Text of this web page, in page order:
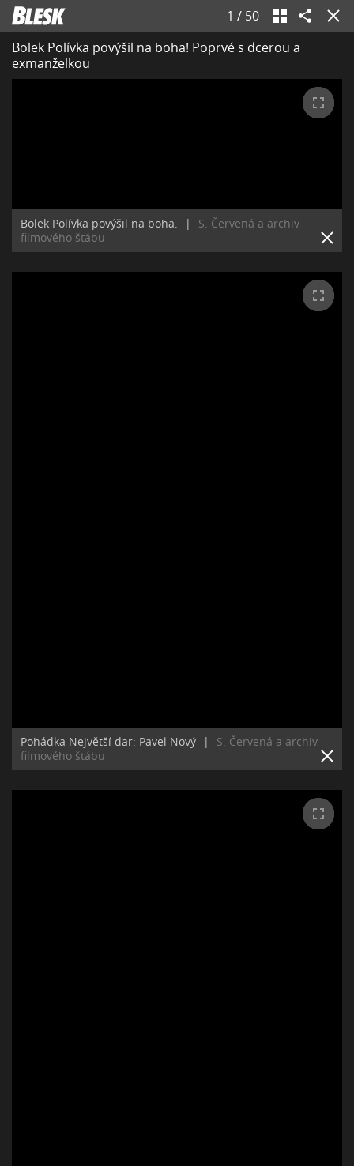
1 / 50
Bolek Polívka povýšil na boha! Poprvé s dcerou a
exmanželkou
Bolek Polívka povýšil na boha. |
S. Červená a archiv
filmového štábu
Pohádka Největší dar: Pavel Nový |
S. Červená a archiv
filmového štábu